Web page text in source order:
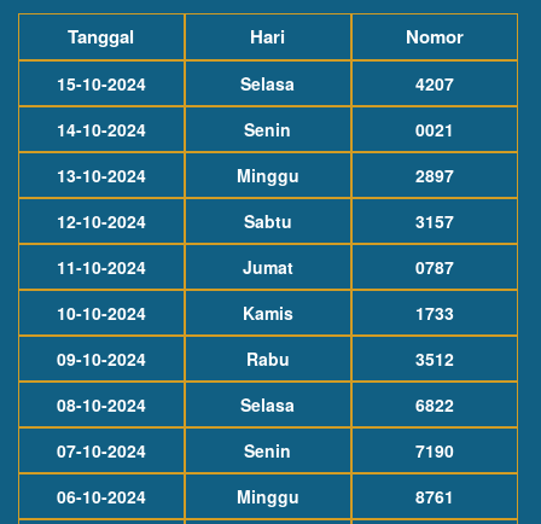
Tanggal Hari Nomor
15-10-2024 Selasa
4207
14-10-2024
Senin
0021
13-10-2024
Minggu
2897
12-10-2024
Sabtu
3157
11-10-2024
Jumat
0787
10-10-2024
Kamis
1733
09-10-2024
Rabu
3512
08-10-2024
Selasa
6822
07-10-2024
Senin
7190
06-10-2024
Minggu 8761